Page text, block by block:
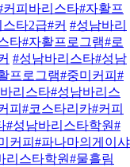
피바리스타#자활프
타2급#커 #성남바리
타#자활프로그램#로
#성남바리스타#성남
프로그램#중미커피#
리스타#성남바리스
피#코스타리카#커피
#성남바리스타학원#
커피#파나마의게이샤
리스타학원#물흘림